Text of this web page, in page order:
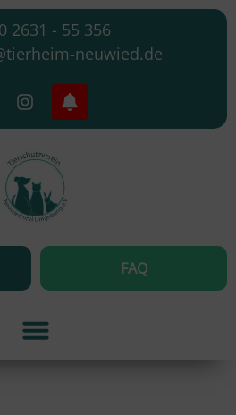
0 2631 - 55 356
neuwied.de
FAQ